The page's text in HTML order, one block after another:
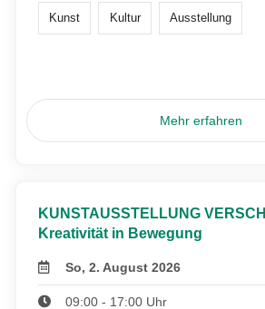
Kunst Kultur Ausstellung
Mehr erfahren
KUNSTAUSSTELLUNG
Kreativität in Bewegung
So, 2. August 2026
09:00 - 17:00 Uhr